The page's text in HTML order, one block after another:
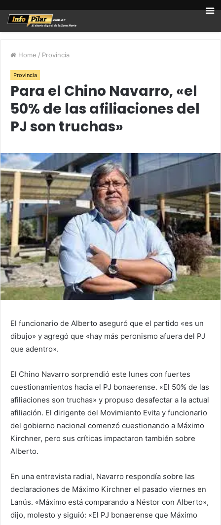
Home / Provincia
Provincia
Para el Chino Navarro, «el
50% de las afiliaciones del
PJ son truchas»
El funcionario de Alberto aseguró que el partido «es un
dibujo» y agregó que «hay más peronismo afuera del PJ
que adentro».
El Chino Navarro sorprendió este lunes con fuertes
cuestionamientos hacia el PJ bonaerense. «El 50% de las
afiliaciones son truchas» y propuso desafectar a la actual
afiliación. El dirigente del Movimiento Evita y funcionario
del gobierno nacional comenzó cuestionando a Máximo
Kirchner, pero sus críticas impactaron también sobre
Alberto.
En una entrevista radial, Navarro respondía sobre las
declaraciones de Máximo Kirchner el pasado viernes en
Lanús. «Máximo está comparando a Néstor con Alberto»,
dijo, molesto y siguió: «El PJ bonaerense que Máximo